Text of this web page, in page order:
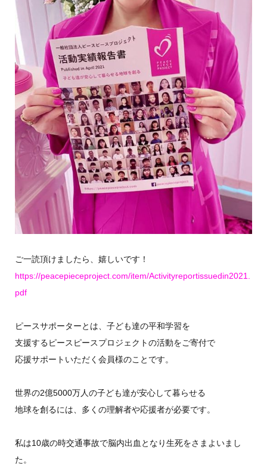
ご一読頂けましたら、嬉しいです！
https://peacepieceproject.com/item/Activityreportissuedin2021.
pdf
ピースサポーターとは、子ども達の平和学習を
支援するピースピースプロジェクトの活動をご寄付で
応援サポートいただく会員様のことです。
世界の2億5000万人の子ども達が安心して暮らせる
地球を創るには、多くの理解者や応援者が必要です。
私は10歳の時交通事故で脳内出血となり生死をさまよいまし
た。